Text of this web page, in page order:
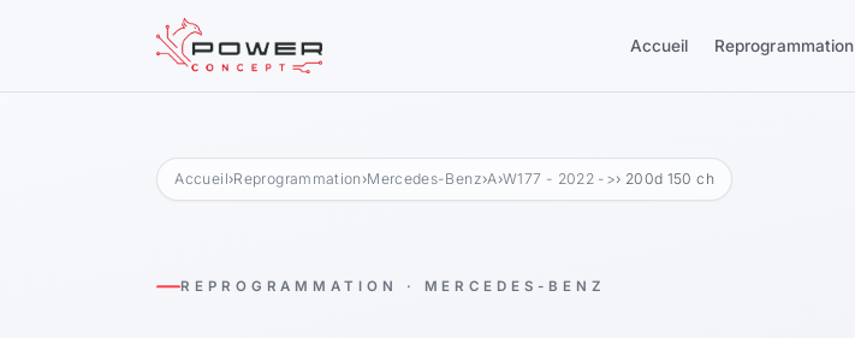
Accueil Reprogrammation
Accueil›Reprogrammation ›Mercedes-Benz›A›W177 - 2022 ->› 200d 150 ch
REPROGRAMMATION · MERCEDES-BENZ